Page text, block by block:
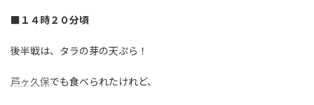
■１４時２０分頃
後半戦は、タラの芽の天ぷら！
芦ヶ久保でも食べられたけれど、